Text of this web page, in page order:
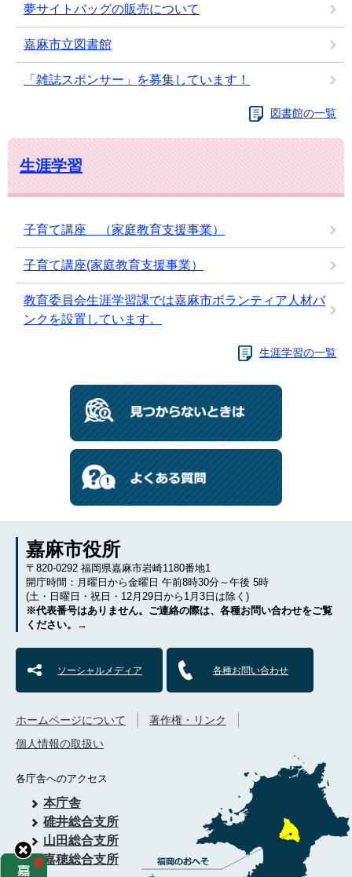
夢サイトバッグの販売について
嘉麻市立図書館
「雑誌スポンサー」を募集しています！
図書館の一覧
生涯学習
子育て講座 （家庭教育支援事業）
子育て講座(家庭教育支援事業）
教育委員会生涯学習課では嘉麻市ボランティア人材バ
ンクを設置しています。
生涯学習の一覧
嘉麻市役所
〒820-0292 福岡県嘉麻市岩崎1180番地1
開庁時間：月曜日から金曜日 午前8時30分～午後 5時
(土・日曜日・祝日・12月29日から1月3日は除く)
※代表番号はありません。ご連絡の際は、各種お問い合わせをご覧
ください。→
ソーシャルメディア 各種お問い合わせ
各庁舎へのアクセス
本庁舎
碓井総合支所
山田総合支所
嘉穂総合支所
ホームページについて
著作権・リンク
個人情報の取扱い